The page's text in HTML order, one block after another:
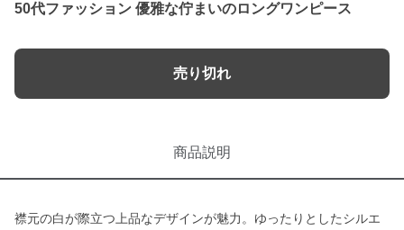
50代ファッション 優雅な佇まいのロングワンピース
売り切れ
商品説明
襟元の白が際立つ上品なデザインが魅力。ゆったりとしたシルエ